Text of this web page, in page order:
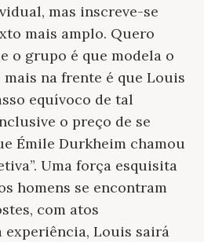
mas inscreve-se
mais amplo. Quero
o grupo é que modela o
na frente é que Louis
equívoco de tal
o preço de se
Émile Durkheim chamou
Uma força esquisita
homens se encontram
com atos
experiência, Louis sairá